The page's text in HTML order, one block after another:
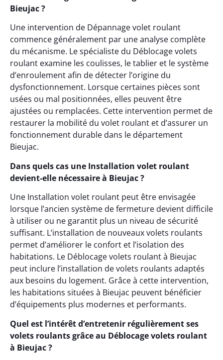
Bieujac ?
Une intervention de Dépannage volet roulant
commence généralement par une analyse complète
du mécanisme. Le spécialiste du Déblocage volets
roulant examine les coulisses, le tablier et le système
d’enroulement afin de détecter l’origine du
dysfonctionnement. Lorsque certaines pièces sont
usées ou mal positionnées, elles peuvent être
ajustées ou remplacées. Cette intervention permet de
restaurer la mobilité du volet roulant et d’assurer un
fonctionnement durable dans le département
Bieujac.
Dans quels cas une Installation volet roulant
devient-elle nécessaire à Bieujac ?
Une Installation volet roulant peut être envisagée
lorsque l’ancien système de fermeture devient difficile
à utiliser ou ne garantit plus un niveau de sécurité
suffisant. L’installation de nouveaux volets roulants
permet d’améliorer le confort et l’isolation des
habitations. Le Déblocage volets roulant à Bieujac
peut inclure l’installation de volets roulants adaptés
aux besoins du logement. Grâce à cette intervention,
les habitations situées à Bieujac peuvent bénéficier
d’équipements plus modernes et performants.
Quel est l’intérêt d’entretenir régulièrement ses
volets roulants grâce au Déblocage volets roulant
à Bieujac ?